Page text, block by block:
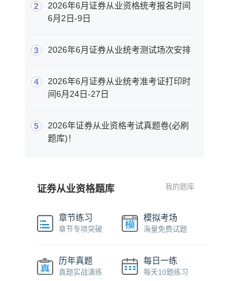
2
2026年6月证券从业资格统考报名时间
6月2日-9日
3 2026年6月证券从业统考测试场次安排
4
2026年6月证券从业统考准考证打印时
间6月24日-27日
5
2026年证券从业资格考试真题卷(必刷
题库)！
证券从业资格题库 我的题库
章节练习
章节专项突破
模拟考场
海量免费试题
历年真题
真题实战演练
每日一练
每天10题练习